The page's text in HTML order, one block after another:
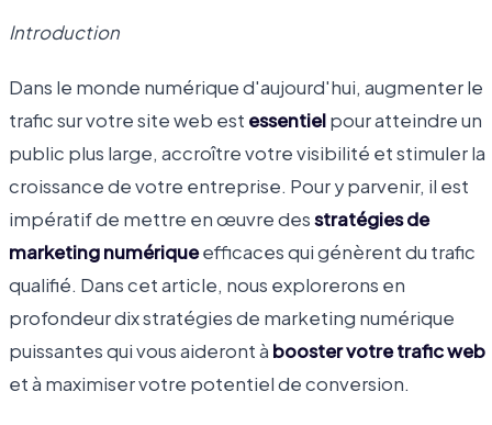
Introduction
Dans le monde numérique d'aujourd'hui, augmenter le
trafic sur votre site web est essentielpour atteindre un
public plus large, accroître votre visibilité et stimuler la
croissance de votre entreprise. Pour y parvenir, il est
impératif de mettre en œuvre desstratégies de
marketing numériqueefficaces qui génèrent du trafic
qualifié. Dans cet article, nous explorerons en
profondeur dix stratégies de marketing numérique
puissantes qui vous aideront à booster votre trafic web
et à maximiser votre potentiel de conversion.